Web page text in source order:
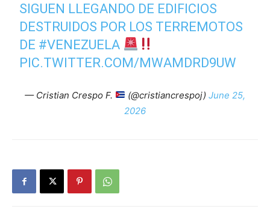
SIGUEN LLEGANDO DE EDIFICIOS
DESTRUIDOS POR LOS TERREMOTOS
DE #VENEZUELA
PIC.TWITTER.COM/MWAMDRD9UW
— Cristian Crespo F. (@cristiancrespoj)June 25,
2026